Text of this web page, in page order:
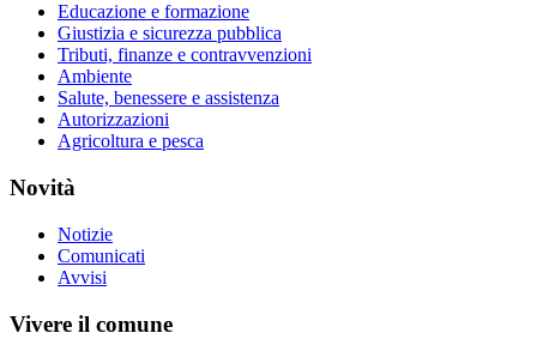
Educazione e formazione
Giustizia e sicurezza pubblica
Tributi, finanze e contravvenzioni
Ambiente
Salute, benessere e assistenza
Autorizzazioni
Agricoltura e pesca
Novità
Notizie
Comunicati
Avvisi
Vivere il comune